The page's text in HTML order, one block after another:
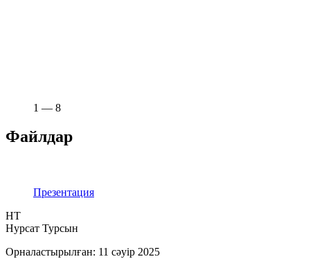
1 — 8
Файлдар
Презентация
НТ
Нурсат Турсын
Орналастырылған: 11 сәуір 2025